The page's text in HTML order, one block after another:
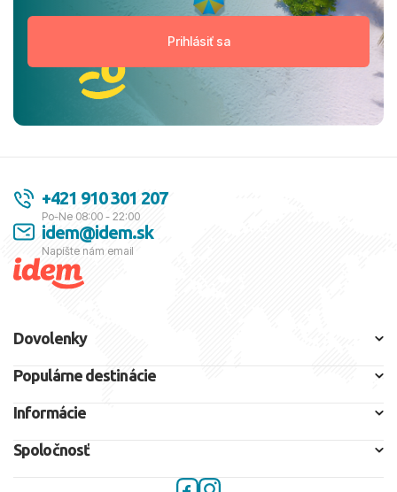
+421 910 301 207
Po-Ne 08:00 - 22:00
idem@idem.sk
Napíšte nám email
Dovolenky
Populárne destinácie
Informácie
Spoločnosť